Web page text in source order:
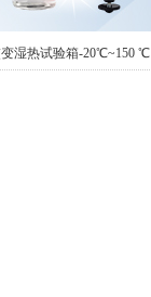
变湿热试验箱-20℃~150 ℃